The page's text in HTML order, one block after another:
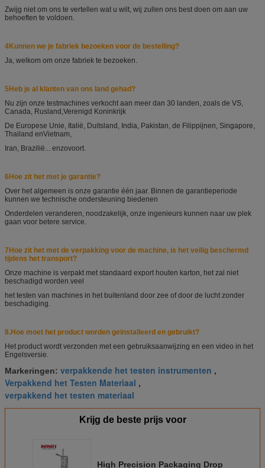
Zwijg niet om ons te vertellen wat u wilt, wij zullen ons best doen om aan uw
behoeften te voldoen.
4Kunnen we je fabriek bezoeken voor de bestelling?
Ja, welkom om onze fabriek te bezoeken.
5Heb je al klanten van ons land gehad?
Nu zijn onze testmachines verkocht aan meer dan 30 landen, zoals de VS,
Canada, Rusland,Verenigd Koninkrijk
De Europese Unie, Italië, Duitsland, India, Pakistan, de Filippijnen, Singapore,
Thailand enVietnam,
Iran, Brazilië... enzovoort.
6Hoe zit het met je garantie?
Over het algemeen is onze garantie één jaar. Binnen de garantieperiode
kunnen we technische ondersteuning biedenen
Onderdelen veranderen, noodzakelijk, onze ingenieurs kunnen naar uw plek
gaan voor betere service.
7Hoe zit het met de verpakking voor de machine, is het veilig beschermd
tijdens het transport?
Onze machine is verpakt met standaard export houten karton, het zal niet
beschadigd worden.veel
het testen van machines in het buitenland door zee of door de lucht zonder
beschadiging.
8.Hoe moet het product worden geïnstalleerd en gebruikt?
Het product wordt verzonden met een gebruiksaanwijzing en een video in het
Engelsversie.
Markeringen: verpakkende het testen instrumenten ,
Verpakkend het Testen Materiaal ,
verpakkend het testen materiaal
Krijg de beste prijs voor
High Precision Packaging Drop